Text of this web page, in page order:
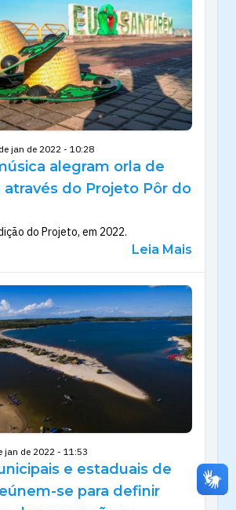
jan de 2022 - 10:28
alegram orla de
através do Projeto Pôr do
do Projeto, em 2022.
Leia Mais
jan de 2022 - 11:53
e estaduais de
se para definir